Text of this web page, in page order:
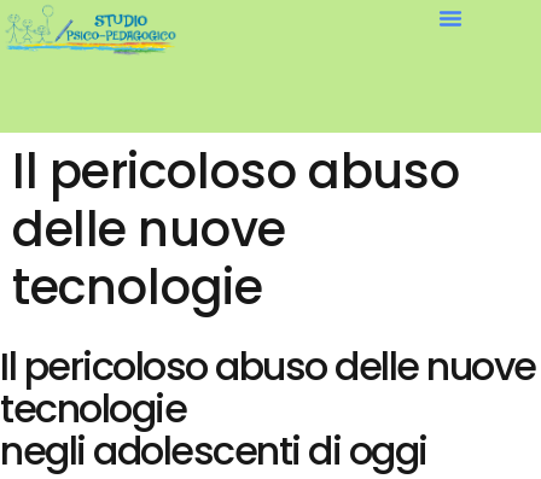
Il pericoloso abuso
delle nuove
tecnologie
Il pericoloso abuso delle nuove
tecnologie
negli adolescenti di oggi